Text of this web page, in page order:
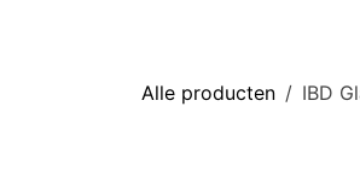
Alle producten IBD